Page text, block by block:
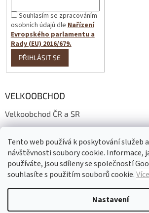
Tento web používá k poskytování služeb
návštěvnosti soubory cookie. Informace,
používáte, jsou sdíleny se společností
souhlasíte s použitím souborů cookie.
Nastavení
Souhlasím se zpracováním
osobních údajů dleNařízení
Evropského parlamentu a
Rady (EU) 2016/679.
PŘIHLÁSIT SE
VELKOOBCHOD
Velkoobchod ČR a SR
Großhandelsbedingungen
Vytvořil Shoptet